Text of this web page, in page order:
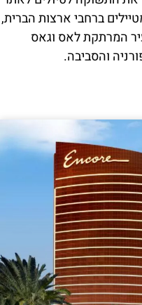
ברחבי ארצות הברית,
המרתקת לאס וגאס
והסביבה.